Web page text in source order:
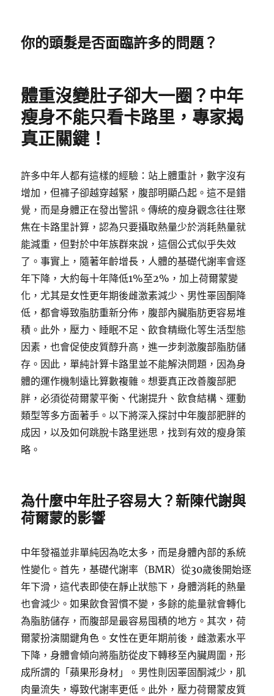
你的頭髮是否面臨許多的問題？
體重沒變肚子卻大一圈？中年
瘦身不能只看卡路里，專家揭
真正關鍵！
許多中年人都有這樣的經驗：站上體重計，數字沒有
增加，但褲子卻越穿越緊，腹部明顯凸起。這不是錯
覺，而是身體正在發出警訊。傳統的瘦身觀念往往聚
焦在卡路里計算，認為只要攝取熱量少於消耗熱量就
能減重，但對於中年族群來說，這個公式似乎失效
了。事實上，隨著年齡增長，人體的基礎代謝率會逐
年下降，大約每十年降低1%至2%，加上荷爾蒙變
化，尤其是女性更年期後雌激素減少、男性睪固酮降
低，都會導致脂肪重新分佈，腹部內臟脂肪更容易堆
積。此外，壓力、睡眠不足、飲食精緻化等生活型態
因素，也會促使皮質醇升高，進一步刺激腹部脂肪儲
存。因此，單純計算卡路里並不能解決問題，因為身
體的運作機制遠比算數複雜。想要真正改善腹部肥
胖，必須從荷爾蒙平衡、代謝提升、飲食結構、運動
類型等多方面著手。以下將深入探討中年腹部肥胖的
成因，以及如何跳脫卡路里迷思，找到有效的瘦身策
略。
為什麼中年肚子容易大？新陳代謝與
荷爾蒙的影響
中年發福並非單純因為吃太多，而是身體內部的系統
性變化。首先，基礎代謝率（BMR）從30歲後開始逐
年下滑，這代表即使在靜止狀態下，身體消耗的熱量
也會減少。如果飲食習慣不變，多餘的能量就會轉化
為脂肪儲存，而腹部是最容易囤積的地方。其次，荷
爾蒙扮演關鍵角色。女性在更年期前後，雌激素水平
下降，身體會傾向將脂肪從皮下轉移至內臟周圍，形
成所謂的「蘋果形身材」。男性則因睪固酮減少，肌
肉量流失，導致代謝率更低。此外，壓力荷爾蒙皮質